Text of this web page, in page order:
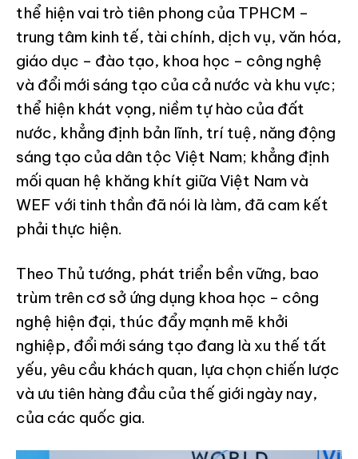
thể hiện vai trò tiên phong của TPHCM –
trung tâm kinh tế, tài chính, dịch vụ, văn hóa,
giáo dục – đào tạo, khoa học – công nghệ
và đổi mới sáng tạo của cả nước và khu vực;
thể hiện khát vọng, niềm tự hào của đất
nước, khẳng định bản lĩnh, trí tuệ, năng động
sáng tạo của dân tộc Việt Nam; khẳng định
mối quan hệ khăng khít giữa Việt Nam và
WEF với tinh thần đã nói là làm, đã cam kết
phải thực hiện.
Theo Thủ tướng, phát triển bền vững, bao
trùm trên cơ sở ứng dụng khoa học – công
nghệ hiện đại, thúc đẩy mạnh mẽ khởi
nghiệp, đổi mới sáng tạo đang là xu thế tất
yếu, yêu cầu khách quan, lựa chọn chiến lược
và ưu tiên hàng đầu của thế giới ngày nay,
của các quốc gia.